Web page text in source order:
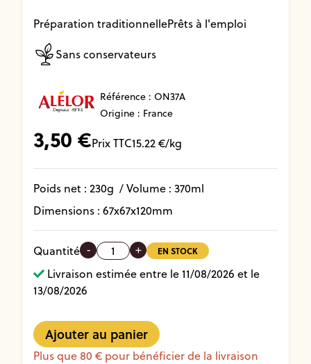
Préparation traditionnellePrêts à l'emploi
Sans conservateurs
Référence : ON37A
Origine : France
3,50 €Prix TTC15.22€/kg
Poids net : 230g / Volume : 370ml
Dimensions : 67x67x120mm
Quantité - + EN STOCK
Livraison estimée entre le 11/08/2026 et le
13/08/2026
Plus que 80 € pour bénéficier de la livraison